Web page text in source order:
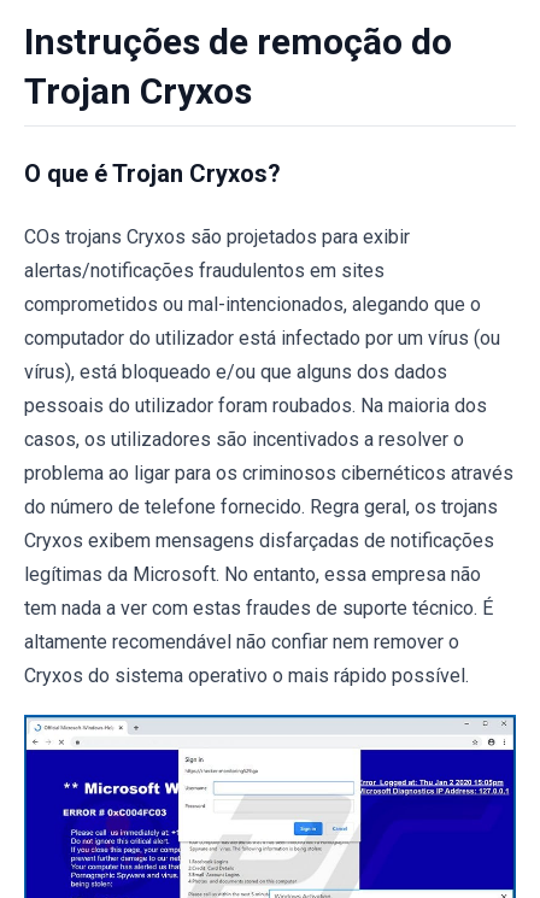
Instruções de remoção do
Trojan Cryxos
O que é Trojan Cryxos?
COs trojans Cryxos são projetados para exibir
alertas/notificações fraudulentos em sites
comprometidos ou mal-intencionados, alegando que o
computador do utilizador está infectado por um vírus (ou
vírus), está bloqueado e/ou que alguns dos dados
pessoais do utilizador foram roubados. Na maioria dos
casos, os utilizadores são incentivados a resolver o
problema ao ligar para os criminosos cibernéticos através
do número de telefone fornecido. Regra geral, os trojans
Cryxos exibem mensagens disfarçadas de notificações
legítimas da Microsoft. No entanto, essa empresa não
tem nada a ver com estas fraudes de suporte técnico. É
altamente recomendável não confiar nem remover o
Cryxos do sistema operativo o mais rápido possível.